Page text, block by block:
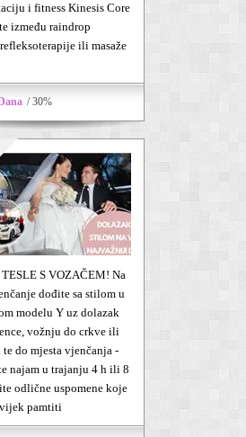
i fitness Kinesis Core
između raindrop
refleksoterapije ili masaže
/ 30%
S VOZAČEM! Na
dođite sa stilom u
modelu Y uz dolazak
vožnju do crkve ili
te do mjesta vjenčanja -
najam u trajanju 4 h ili 8
odlične uspomene koje
pamtiti